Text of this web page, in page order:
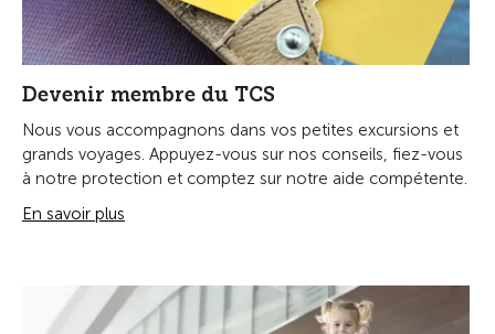
Devenir membre du TCS
Nous vous accompagnons dans vos petites excursions et
grands voyages. Appuyez-vous sur nos conseils, fiez-vous
à notre protection et comptez sur notre aide compétente.
En savoir plus